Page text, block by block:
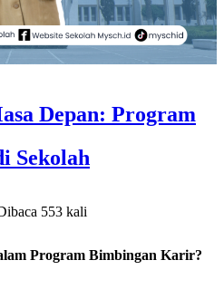
Depan: Program
Sekolah
553 kali
Program Bimbingan Karir?